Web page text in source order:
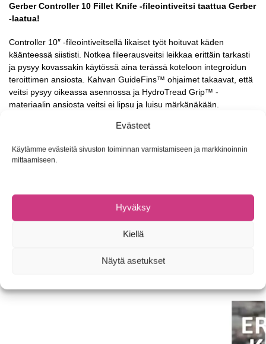
Evästeet
Käytämme evästeitä sivuston toiminnan varmistamiseen ja markkinoinnin
mittaamiseen.
Hyväksy
Kiellä
Näytä asetukset
Gerber Controller 10 Fillet Knife -fileointiveitsi taattua Gerber
-laatua!
Controller 10″ -fileointiveitsellä likaiset työt hoituvat käden
käänteessä siististi. Notkea fileerausveitsi leikkaa erittäin tarkasti
ja pysyy kovassakin käytössä aina terässä koteloon integroidun
teroittimen ansiosta. Kahvan GuideFins™ ohjaimet takaavat, että
veitsi pysyy oikeassa asennossa ja HydroTread Grip™ -
materiaalin ansiosta veitsi ei lipsu ja luisu märkänäkään.
Kokonaispituus 40,5cm, terän pituus 25,4cm
GuideFins™ terän hallintaan
Pakkauksen mukana teräsuoja
Kalapuukot ja filetit